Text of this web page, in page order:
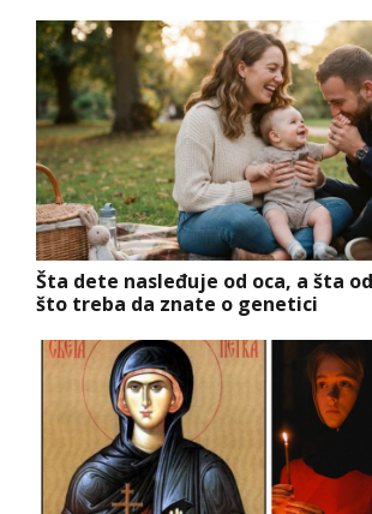
Šta dete nasleđuje od oca, a šta
što treba da znate o genetici